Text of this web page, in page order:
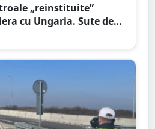
„reinstituite”
cu Ungaria. Sute de
verificate în județul